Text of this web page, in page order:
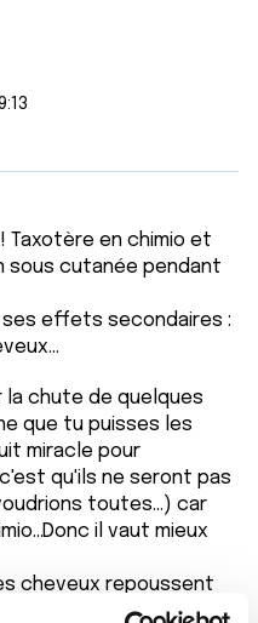
Taxotère en chimio et
sous cutanée pendant
effets secondaires :
la chute de quelques
que tu puisses les
miracle pour
qu'ils ne seront pas
toutes...) car
il vaut mieux
cheveux repoussent
successives par